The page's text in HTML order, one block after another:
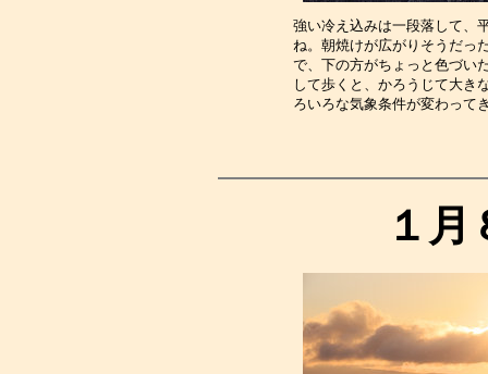
強い冷え込みは一段落して、
ね。朝焼けが広がりそうだっ
で、下の方がちょっと色づい
して歩くと、かろうじて大き
ろいろな気象条件が変わ
１